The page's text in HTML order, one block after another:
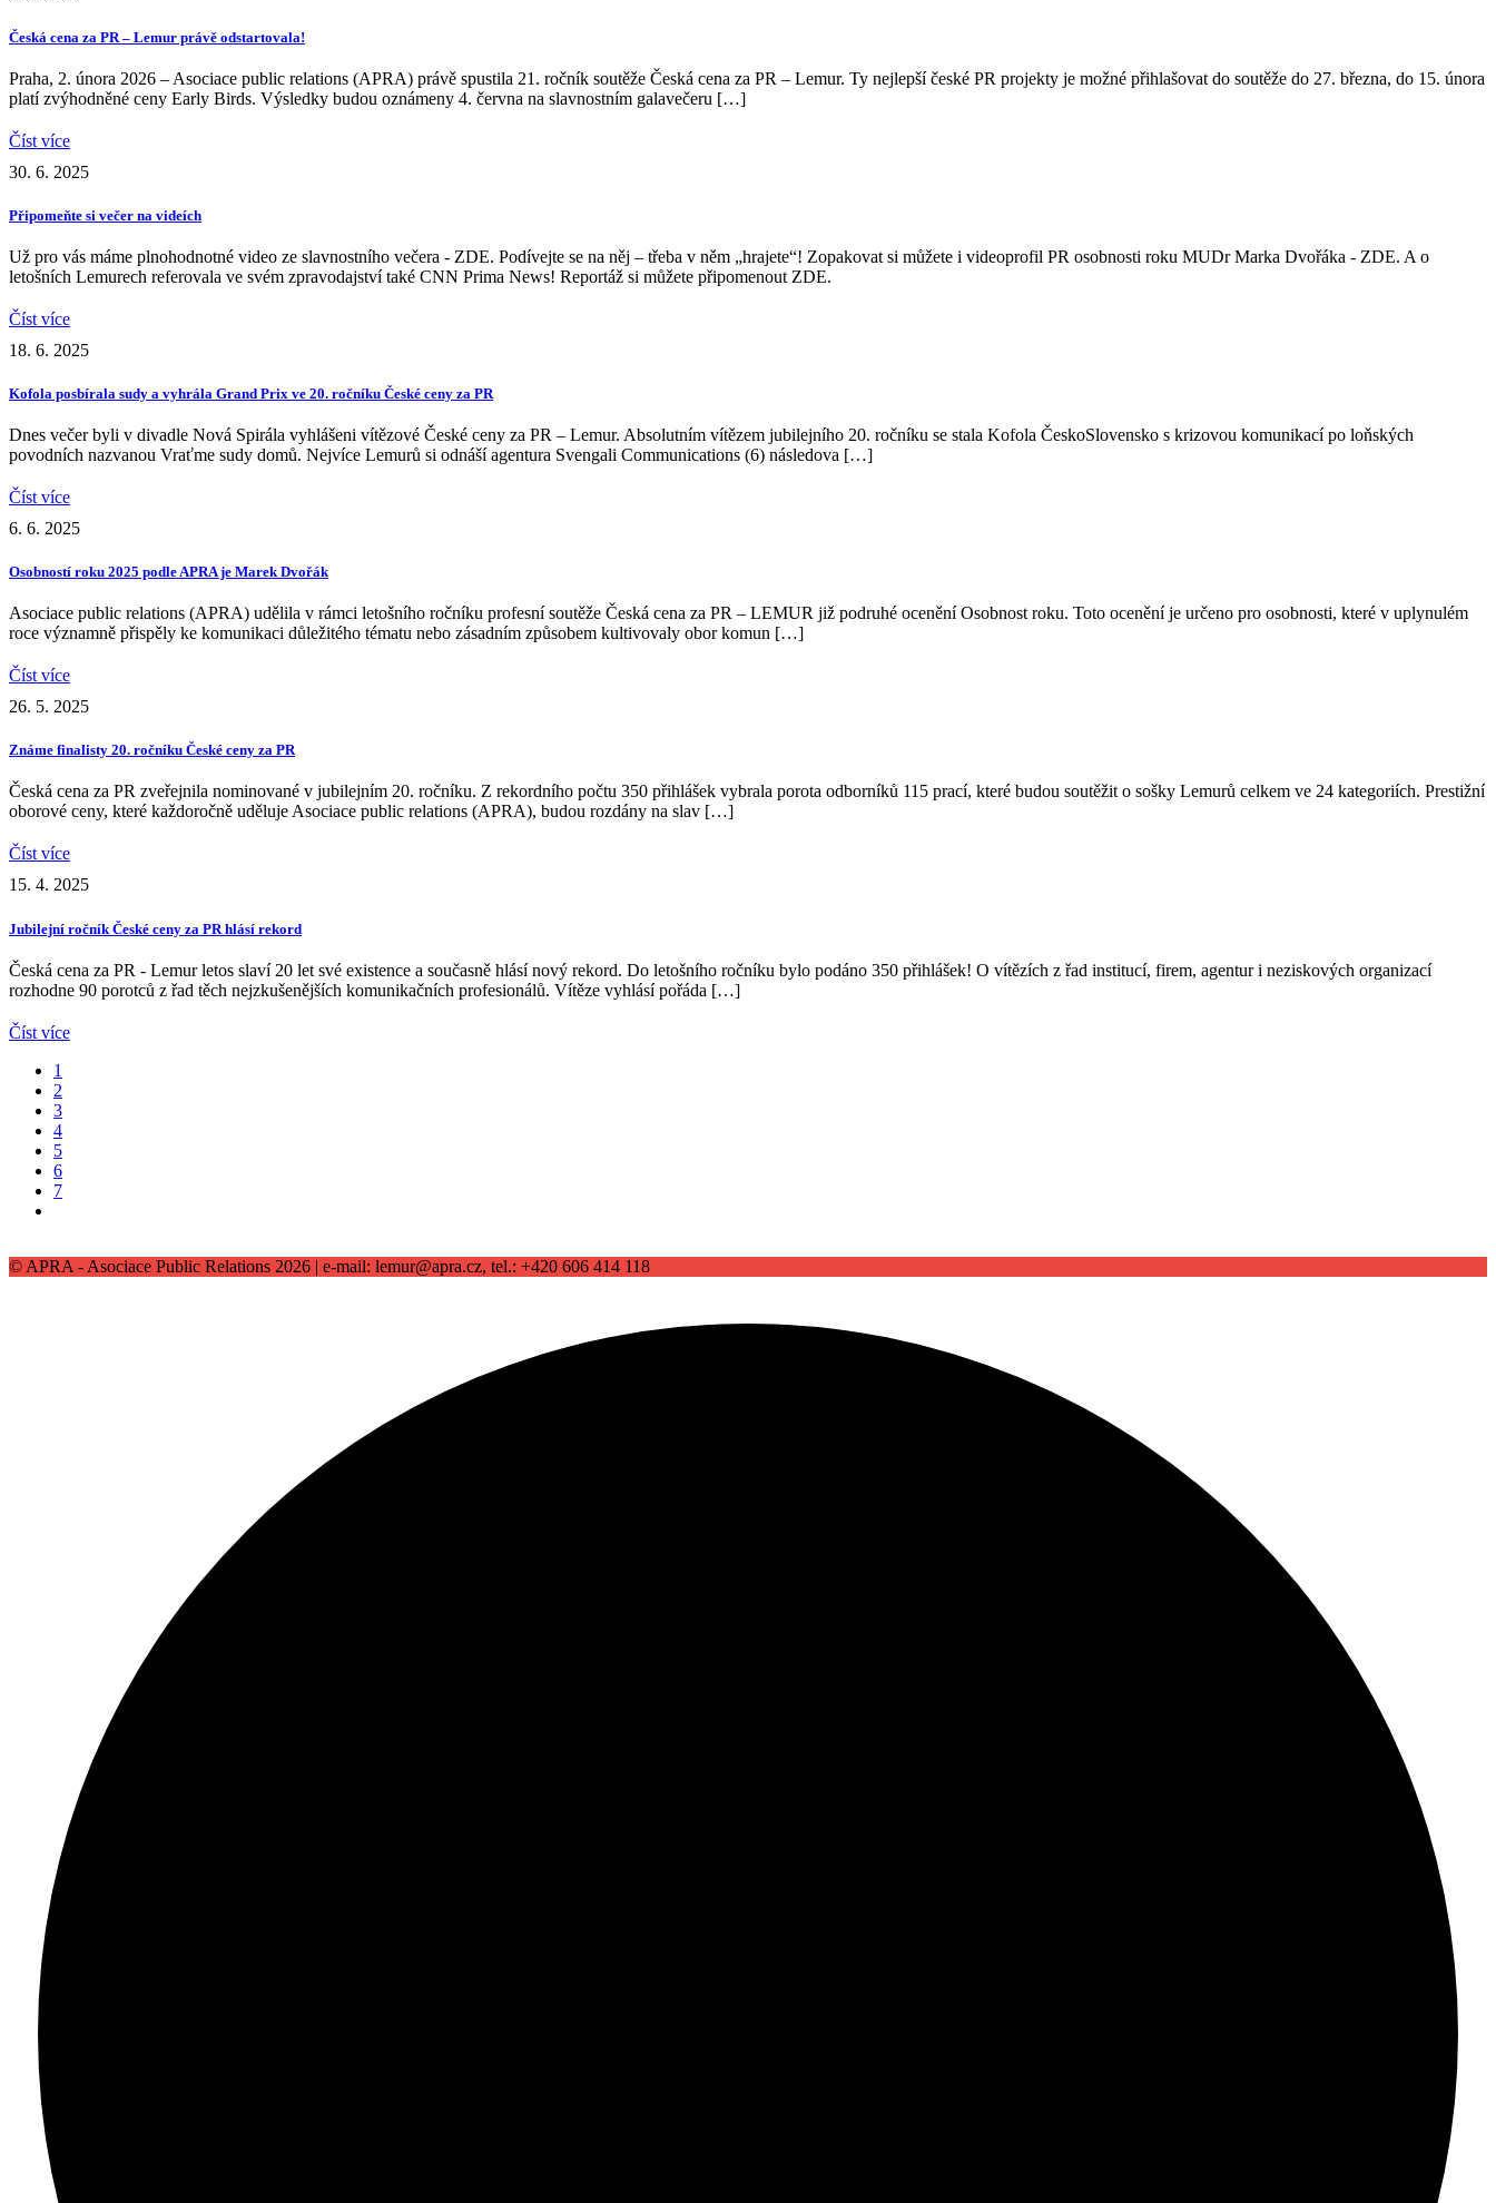
Česká cena za PR – Lemur právě odstartovala!
Praha, 2. února 2026 – Asociace public relations (APRA) právě spustila 21. ročník soutěže Česká cena za PR – Lemur. Ty nejlepší české PR projekty je možné přihlašovat do soutěže do 27. března, do 15. února
platí zvýhodněné ceny Early Birds. Výsledky budou oznámeny 4. června na slavnostním galavečeru […]
Číst více
30. 6. 2025
Připomeňte si večer na videích
Už pro vás máme plnohodnotné video ze slavnostního večera - ZDE. Podívejte se na něj – třeba v něm „hrajete“! Zopakovat si můžete i videoprofil PR osobnosti roku MUDr Marka Dvořáka - ZDE. A o
letošních Lemurech referovala ve svém zpravodajství také CNN Prima News! Reportáž si můžete připomenout ZDE.
Číst více
18. 6. 2025
Kofola posbírala sudy a vyhrála Grand Prix ve 20. ročníku České ceny za PR
Dnes večer byli v divadle Nová Spirála vyhlášeni vítězové České ceny za PR – Lemur. Absolutním vítězem jubilejního 20. ročníku se stala Kofola ČeskoSlovensko s krizovou komunikací po loňských
povodních nazvanou Vraťme sudy domů. Nejvíce Lemurů si odnáší agentura Svengali Communications (6) následova […]
Číst více
6. 6. 2025
Osobností roku 2025 podle APRA je Marek Dvořák
Asociace public relations (APRA) udělila v rámci letošního ročníku profesní soutěže Česká cena za PR – LEMUR již podruhé ocenění Osobnost roku. Toto ocenění je určeno pro osobnosti, které v uplynulém
roce významně přispěly ke komunikaci důležitého tématu nebo zásadním způsobem kultivovaly obor komun […]
Číst více
26. 5. 2025
Známe finalisty 20. ročníku České ceny za PR
Česká cena za PR zveřejnila nominované v jubilejním 20. ročníku. Z rekordního počtu 350 přihlášek vybrala porota odborníků 115 prací, které budou soutěžit o sošky Lemurů celkem ve 24 kategoriích. Prestižní
oborové ceny, které každoročně uděluje Asociace public relations (APRA), budou rozdány na slav […]
Číst více
15. 4. 2025
Jubilejní ročník České ceny za PR hlásí rekord
Česká cena za PR - Lemur letos slaví 20 let své existence a současně hlásí nový rekord. Do letošního ročníku bylo podáno 350 přihlášek! O vítězích z řad institucí, firem, agentur i neziskových organizací
rozhodne 90 porotců z řad těch nejzkušenějších komunikačních profesionálů. Vítěze vyhlásí pořáda […]
Číst více
1
2
3
4
5
6
7
© APRA - Asociace Public Relations 2026 | e-mail: lemur@apra.cz, tel.: +420 606 414 118